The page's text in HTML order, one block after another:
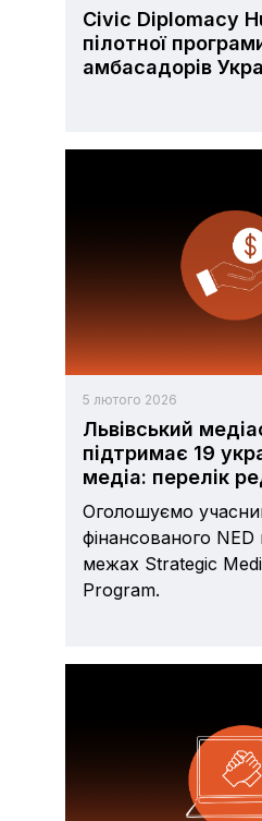
Civic Diplomacy
пілотної
амбасадорів
5 лютого 2026
Львівський
підтримає 19
медіа: перелік
Оголошуємо
фінансованого NED
межах Strategic
Program.